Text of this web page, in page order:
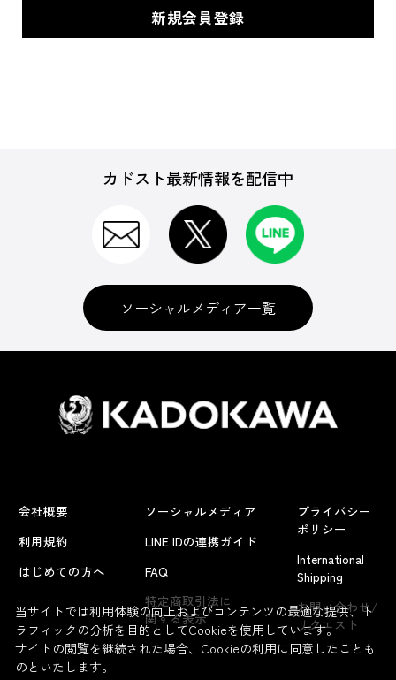
カドスト最新情報を配信中
ソーシャルメディア一覧
会社概要
利用規約
はじめての方へ
ソーシャルメディア
LINE IDの連携ガイド
FAQ
特定商取引法に
関する表示
プライバシー
ポリシー
International
Shipping
お問い合わせ/
リクエスト
当サイトでは利用体験の向上およびコンテンツの最適な提供、ト
ラフィックの分析を目的としてCookieを使用しています。
サイトの閲覧を継続された場合、Cookieの利用に同意したことも
のといたします。